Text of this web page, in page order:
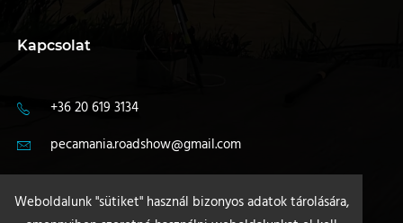
Kapcsolat
+36 20 619 3134
pecamania.roadshow@gmail.com
4400 Nyíregyháza
Weboldalunk "sütiket" használ bizonyos adatok tárolására,